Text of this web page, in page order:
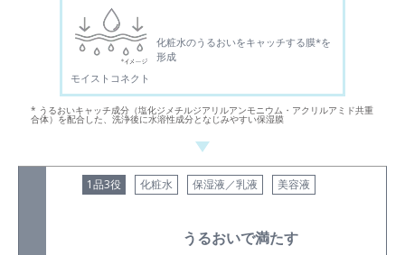
モイストコネクト
化粧水のうるおいをキャッチする膜*を
形成
* うるおいキャッチ成分（塩化ジメチルジアリルアンモニウム・アクリルアミド共重
合体）を配合した、洗浄後に水溶性成分となじみやすい保湿膜
1品3役 化粧水 保湿液／乳液 美容液
うるおいで満たす